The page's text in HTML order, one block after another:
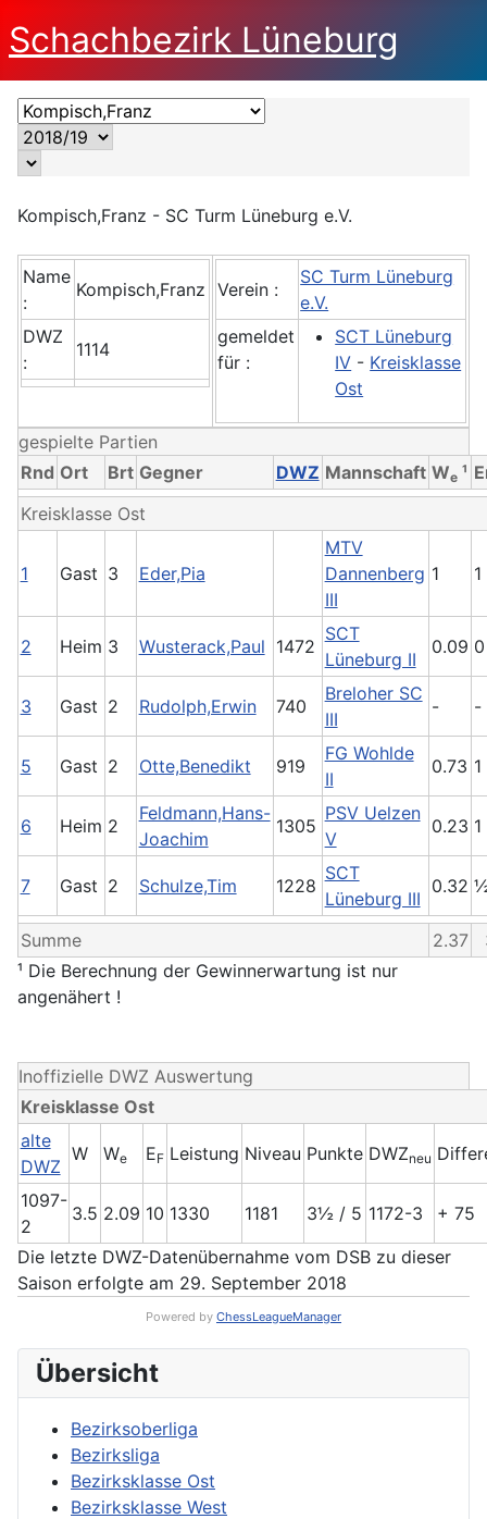
Schachbezirk Lüneburg
Übersicht
Bezirksoberliga
Bezirksliga
Bezirksklasse Ost
Bezirksklasse West
Kompisch,Franz - SC Turm Lüneburg e.V.
Name
:
Kompisch,Franz
DWZ
:
1114
Verein :
SC Turm Lüneburg
e.V.
gemeldet
für :
SCT Lüneburg
IV - Kreisklasse
Ost
gespielte Partien
Rnd Ort Brt Gegner DWZ Mannschaft We¹
Kreisklasse Ost
1 Gast 3 Eder,Pia
MTV
Dannenberg
III
1 1
2 Heim 3 Wusterack,Paul 1472
SCT
Lüneburg II
0.09 0
3 Gast 2 Rudolph,Erwin 740
Breloher SC
III
- -
5 Gast 2 Otte,Benedikt 919
FG Wohlde
II
0.73 1
6 Heim 2
Feldmann,Hans-
Joachim
1305
PSV Uelzen
V
0.23 1
7 Gast 2 Schulze,Tim 1228
SCT
Lüneburg III
0.32
Summe 2.37
¹ Die Berechnung der Gewinnerwartung ist nur
angenähert !
Inoffizielle DWZ Auswertung
Kreisklasse Ost
alte
DWZ
W We EF Leistung Niveau Punkte DWZneu
1097-
2
3.5 2.09 10 1330 1181 3½ / 5 1172-3
+ 75
Die letzte DWZ-Datenübernahme vom DSB zu dieser
Saison erfolgte am 29. September 2018
Powered by ChessLeagueManager